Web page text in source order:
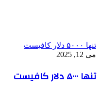
تنها ۵۰۰۰ دلار کافیست
می 12, 2025
تنها ۵۰۰۰ دلار کافیست